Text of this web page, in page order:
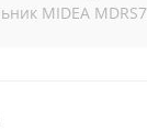
MIDEA